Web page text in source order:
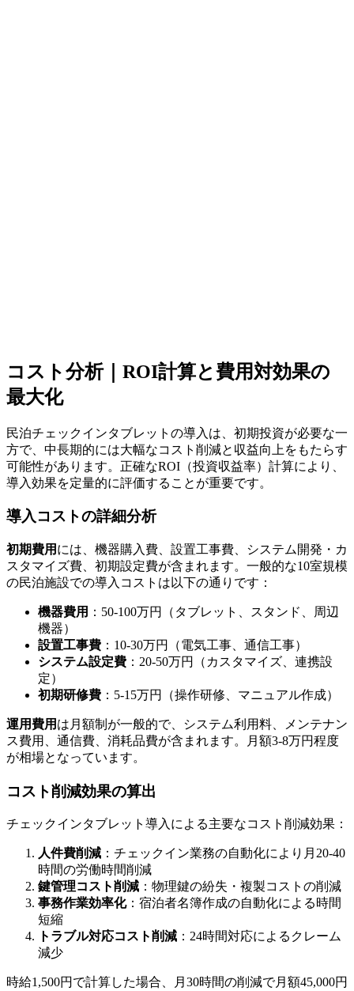
コスト分析｜ROI計算と費用対効果の
最大化
民泊チェックインタブレットの導入は、初期投資が必要な一
方で、中長期的には大幅なコスト削減と収益向上をもたらす
可能性があります。正確なROI（投資収益率）計算により、
導入効果を定量的に評価することが重要です。
導入コストの詳細分析
初期費用 には、機器購入費、設置工事費、システム開発・カ
スタマイズ費、初期設定費が含まれます。一般的な10室規模
の民泊施設での導入コストは以下の通りです：
機器費用 ：50-100万円（タブレット、スタンド、周辺
機器）
設置工事費 ：10-30万円（電気工事、通信工事）
システム設定費 ：20-50万円（カスタマイズ、連携設
定）
初期研修費 ：5-15万円（操作研修、マニュアル作成）
運用費用 は月額制が一般的で、システム利用料、メンテナン
ス費用、通信費、消耗品費が含まれます。月額3-8万円程度
が相場となっています。
コスト削減効果の算出
チェックインタブレット導入による主要なコスト削減効果：
人件費削減 ：チェックイン業務の自動化により月20-40
時間の労働時間削減
鍵管理コスト削減 ：物理鍵の紛失・複製コストの削減
事務作業効率化：宿泊者名簿作成の自動化による時間
短縮
トラブル対応コスト削減 ：24時間対応によるクレーム
減少
時給1,500円で計算した場合、月30時間の削減で月額45,000円